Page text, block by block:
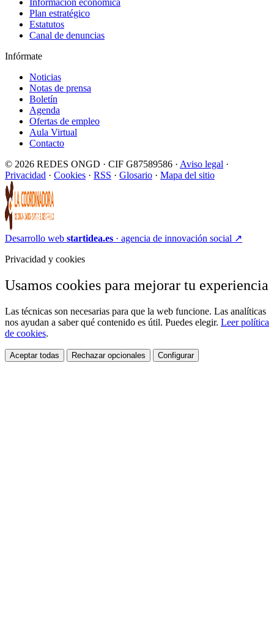
Información económica
Plan estratégico
Estatutos
Canal de denuncias
Infórmate
Noticias
Notas de prensa
Boletín
Agenda
Ofertas de empleo
Aula Virtual
Contacto
© 2026 REDES ONGD · CIF G87589586 · Aviso legal ·
Privacidad · Cookies · RSS · Glosario · Mapa del sitio
Desarrollo web startidea.es · agencia de innovación social ↗
Privacidad y cookies
Usamos cookies para mejorar tu experiencia
Las técnicas son necesarias para que la web funcione. Las analíticas
nos ayudan a saber qué contenido es útil. Puedes elegir. Leer política
de cookies.
Aceptar todas Rechazar opcionales Configurar